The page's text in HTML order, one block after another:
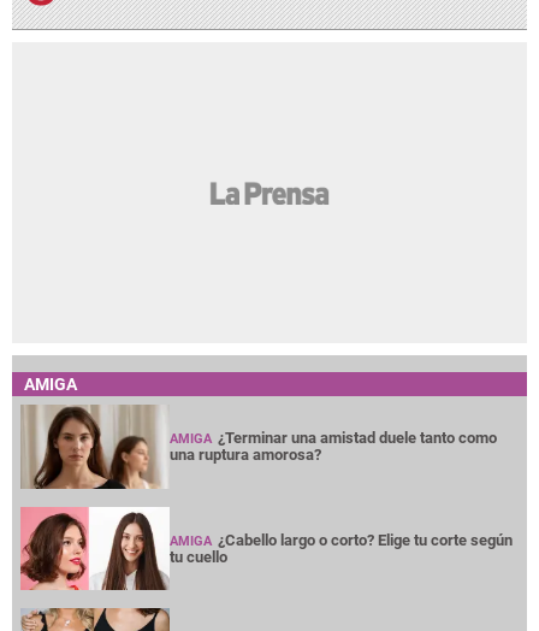
AMIGA
AMIGA ¿Terminar una amistad duele tanto como
una ruptura amorosa?
AMIGA ¿Cabello largo o corto? Elige tu corte según
tu cuello